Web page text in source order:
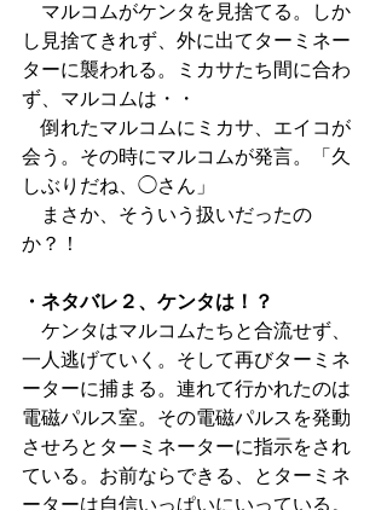
マルコムがケンタを見捨てる。しか
し見捨てきれず、外に出てターミネー
ターに襲われる。ミカサたち間に合わ
ず、マルコムは・・
倒れたマルコムにミカサ、エイコが
会う。その時にマルコムが発言。「久
しぶりだね、◯さん」
まさか、そういう扱いだったの
か？！
・ネタバレ２、ケンタは！？
ケンタはマルコムたちと合流せず、
一人逃げていく。そして再びターミネ
ーターに捕まる。連れて行かれたのは
電磁パルス室。その電磁パルスを発動
させろとターミネーターに指示をされ
ている。お前ならできる、とターミネ
ーターは自信いっぱいにいっている。